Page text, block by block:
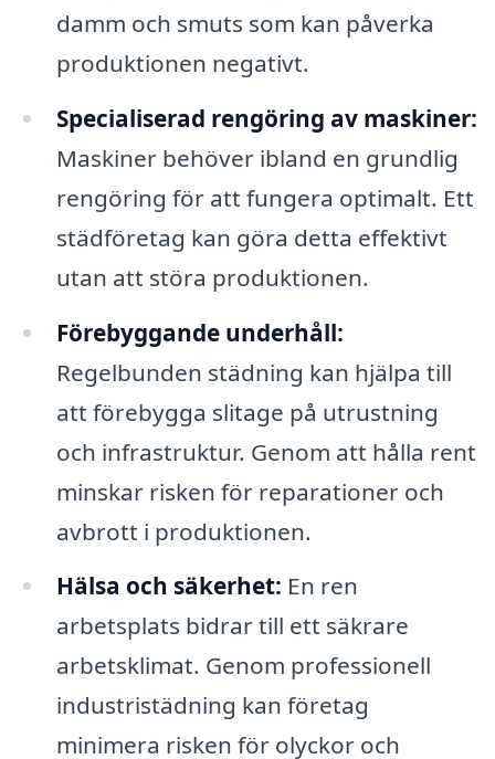
damm och smuts som kan påverka
produktionen negativt.
Specialiserad rengöring av maskiner:
Maskiner behöver ibland en grundlig
rengöring för att fungera optimalt. Ett
städföretag kan göra detta effektivt
utan att störa produktionen.
Förebyggande underhåll:
Regelbunden städning kan hjälpa till
att förebygga slitage på utrustning
och infrastruktur. Genom att hålla rent
minskar risken för reparationer och
avbrott i produktionen.
Hälsa och säkerhet: En ren
arbetsplats bidrar till ett säkrare
arbetsklimat. Genom professionell
industristädning kan företag
minimera risken för olyckor och